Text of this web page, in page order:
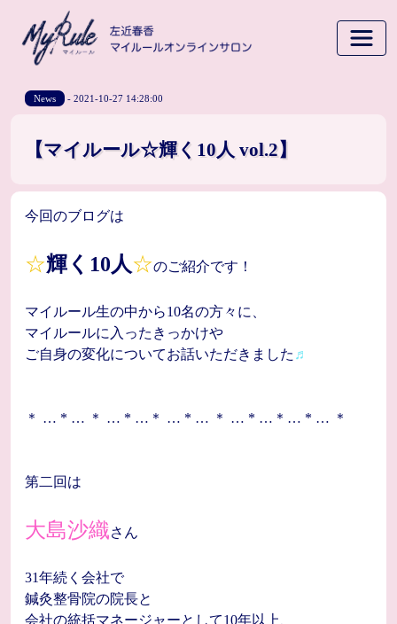
News - 2021-10-27 14:28:00
【マイルール☆輝く10人 vol.2】
今回のブログは
☆輝く10人☆のご紹介です！
マイルール生の中から10名の方々に、
マイルールに入ったきっかけや
ご自身の変化についてお話いただきました ♬
＊ … * … ＊ … * …＊ … * … ＊ … * …＊… * … ＊
第二回は
大島沙織さん
31年続く会社で
鍼灸整骨院の院長と
会社の統括マネージャーとして10年以上、